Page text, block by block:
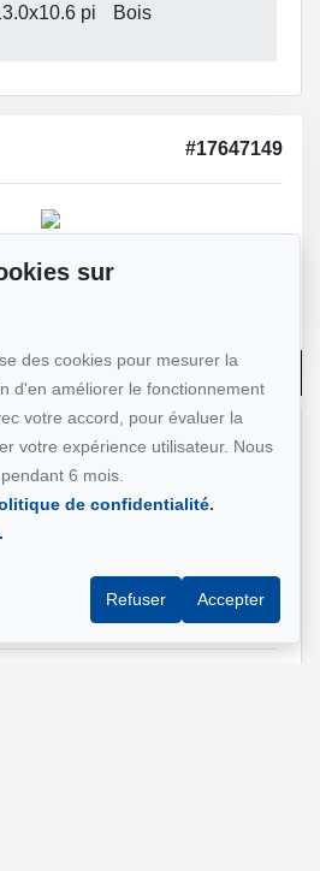
pi Bois
#17647149
immobilier
885-9232
nous un courriel
sur
des cookies pour mesurer la
d'en améliorer le fonctionnement
votre accord, pour évaluer la
votre expérience utilisateur. Nous
6 mois.
de confidentialité.
Refuser Accepter